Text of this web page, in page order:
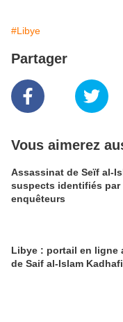
#Libye
Partager
Vous aimerez
Assassinat de Seïf al-
suspects identifiés par
enquêteurs
Libye : portail en ligne
de Saif al-Islam Kadhafi